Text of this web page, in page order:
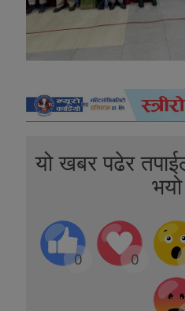
यो खबर पढेर
0 0